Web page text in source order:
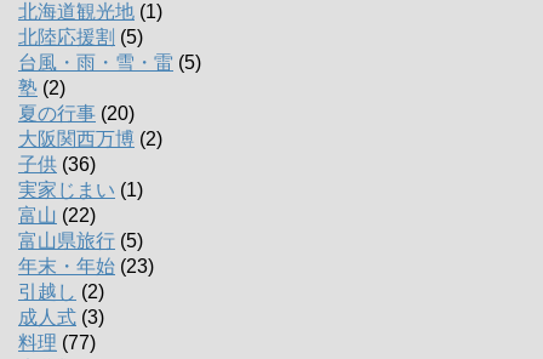
北海道観光地 (1)
北陸応援割 (5)
台風・雨・雪・雷 (5)
塾 (2)
夏の行事 (20)
大阪関西万博 (2)
子供 (36)
実家じまい (1)
富山 (22)
富山県旅行 (5)
年末・年始 (23)
引越し (2)
成人式 (3)
料理 (77)